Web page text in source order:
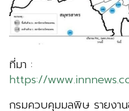
ที่มา :
https://
กรมควบคุมมลพิษ รายงา